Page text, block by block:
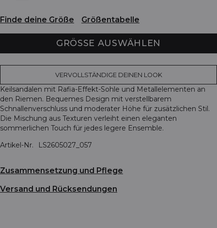
Finde deine Größe Größentabelle
GRÖSSE AUSWÄHLEN
VERVOLLSTÄNDIGE DEINEN LOOK
Keilsandalen mit Rafia-Effekt-Sohle und Metallelementen an
den Riemen. Bequemes Design mit verstellbarem
Schnallenverschluss und moderater Höhe für zusätzlichen Stil.
Die Mischung aus Texturen verleiht einen eleganten
sommerlichen Touch für jedes legere Ensemble.
Artikel-Nr.
LS2605027_057
Zusammensetzung und Pflege
Versand und Rücksendungen